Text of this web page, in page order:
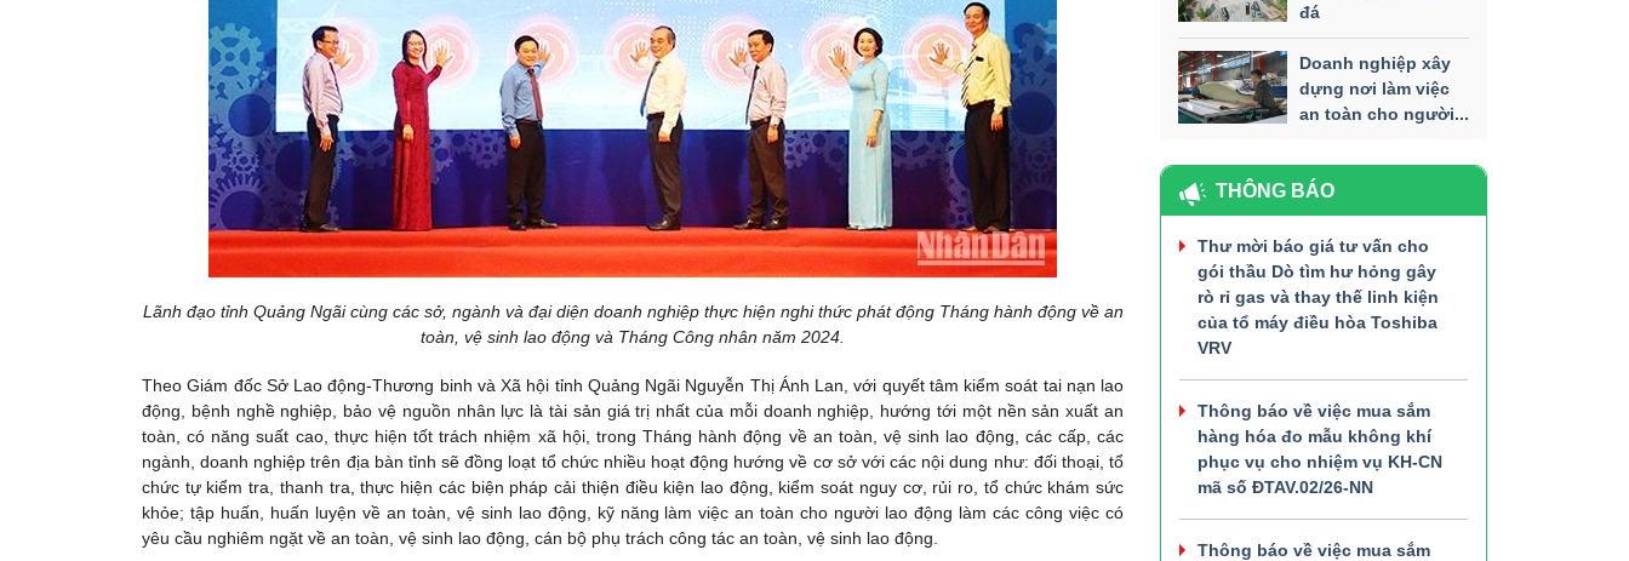
Lãnh đạo tỉnh Quảng Ngãi cùng các sở, ngành và đại diện doanh nghiệp thực hiện nghi thức phát động Tháng hành động về an
toàn, vệ sinh lao động và Tháng Công nhân năm 2024.
Theo Giám đốc Sở Lao động-Thương binh và Xã hội tỉnh Quảng Ngãi Nguyễn Thị Ánh Lan, với quyết tâm kiểm soát tai nạn lao
động, bệnh nghề nghiệp, bảo vệ nguồn nhân lực là tài sản giá trị nhất của mỗi doanh nghiệp, hướng tới một nền sản xuất an
toàn, có năng suất cao, thực hiện tốt trách nhiệm xã hội, trong Tháng hành động về an toàn, vệ sinh lao động, các cấp, các
ngành, doanh nghiệp trên địa bàn tỉnh sẽ đồng loạt tổ chức nhiều hoạt động hướng về cơ sở với các nội dung như: đối thoại, tổ
chức tự kiểm tra, thanh tra, thực hiện các biện pháp cải thiện điều kiện lao động, kiểm soát nguy cơ, rủi ro, tổ chức khám sức
khỏe; tập huấn, huấn luyện về an toàn, vệ sinh lao động, kỹ năng làm việc an toàn cho người lao động làm các công việc có
yêu cầu nghiêm ngặt về an toàn, vệ sinh lao động, cán bộ phụ trách công tác an toàn, vệ sinh lao động.
đá
Doanh nghiệp xây
dựng nơi làm việc
an toàn cho người...
THÔNG BÁO
Thư mời báo giá tư vấn cho
gói thầu Dò tìm hư hỏng gây
rò rỉ gas và thay thế linh kiện
của tổ máy điều hòa Toshiba
VRV
Thông báo về việc mua sắm
hàng hóa đo mẫu không khí
phục vụ cho nhiệm vụ KH-CN
mã số ĐTAV.02/26-NN
Thông báo về việc mua sắm